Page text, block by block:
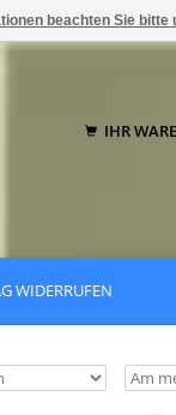
IHR
WIDERRUFEN
beachten Sie